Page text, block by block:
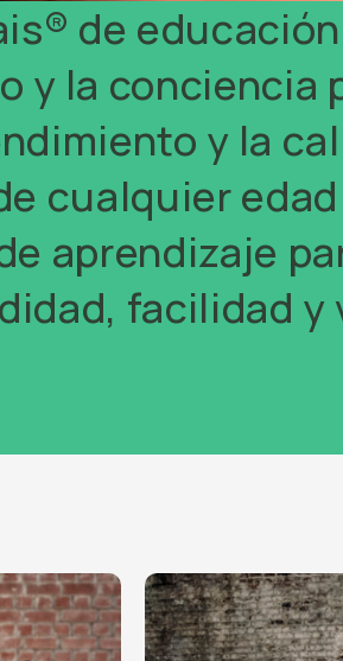
de
y la conciencia
y la
cualquier
aprendizaje
facilidad y